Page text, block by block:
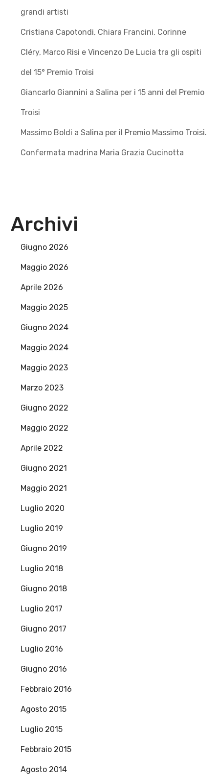
grandi artisti
Cristiana Capotondi, Chiara Francini, Corinne
Cléry, Marco Risi e Vincenzo De Lucia tra gli ospiti
del 15° Premio Troisi
Giancarlo Giannini a Salina per i 15 anni del Premio
Troisi
Massimo Boldi a Salina per il Premio Massimo Troisi.
Confermata madrina Maria Grazia Cucinotta
Archivi
Giugno 2026
Maggio 2026
Aprile 2026
Maggio 2025
Giugno 2024
Maggio 2024
Maggio 2023
Marzo 2023
Giugno 2022
Maggio 2022
Aprile 2022
Giugno 2021
Maggio 2021
Luglio 2020
Luglio 2019
Giugno 2019
Luglio 2018
Giugno 2018
Luglio 2017
Giugno 2017
Luglio 2016
Giugno 2016
Febbraio 2016
Agosto 2015
Luglio 2015
Febbraio 2015
Agosto 2014